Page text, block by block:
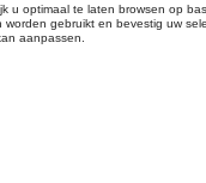
u dus geen artikels online